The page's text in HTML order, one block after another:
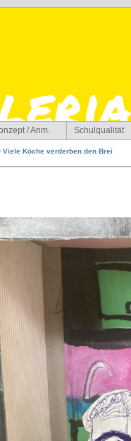
/ Anm. Schulqualität
Viele Köche verderben den Brei